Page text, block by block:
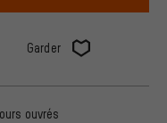
Garder
ouvrés